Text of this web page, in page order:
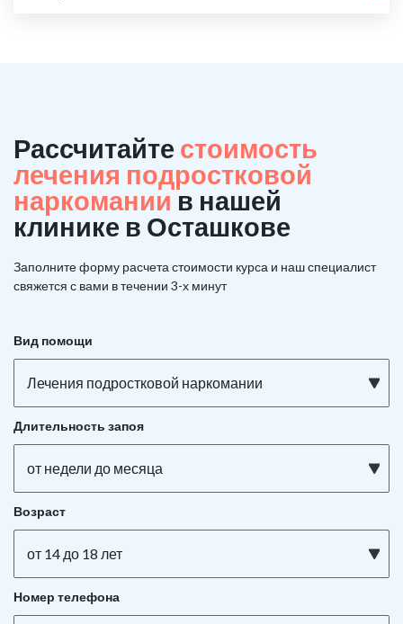
Рассчитайте стоимость
лечения подростковой
наркоманиив нашей
клинике в Осташкове
Заполните форму расчета стоимости курса и наш специалист
свяжется с вами в течении 3-х минут
Вид помощи
Лечения подростковой наркомании
Длительность запоя
от недели до месяца
Возраст
от 14 до 18 лет
Номер телефона